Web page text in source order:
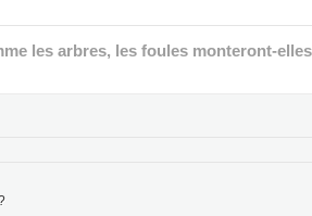
les arbres, les foules monteront-elles